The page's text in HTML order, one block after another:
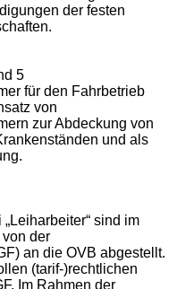
der festen
5
für den Fahrbetrieb
von
zur Abdeckung von
und als
sind im
von der
an die OVB abgestellt.
(tarif-)rechtlichen
Im Rahmen der